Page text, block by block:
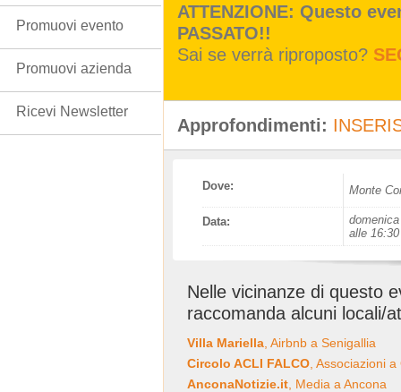
ATTENZIONE: Questo
PASSATO!!
Sai se verrà riproposto?
Approfondimenti:
Dove: Monte
Data:
alle 16:30
Nelle vicinanze di questo
raccomanda alcuni locali/
Villa Mariella , Airbnb a Senigallia
Circolo ACLI FALCO , Associazioni
AnconaNotizie.it , Media a Ancona
Promuovi evento
Promuovi azienda
Ricevi Newsletter